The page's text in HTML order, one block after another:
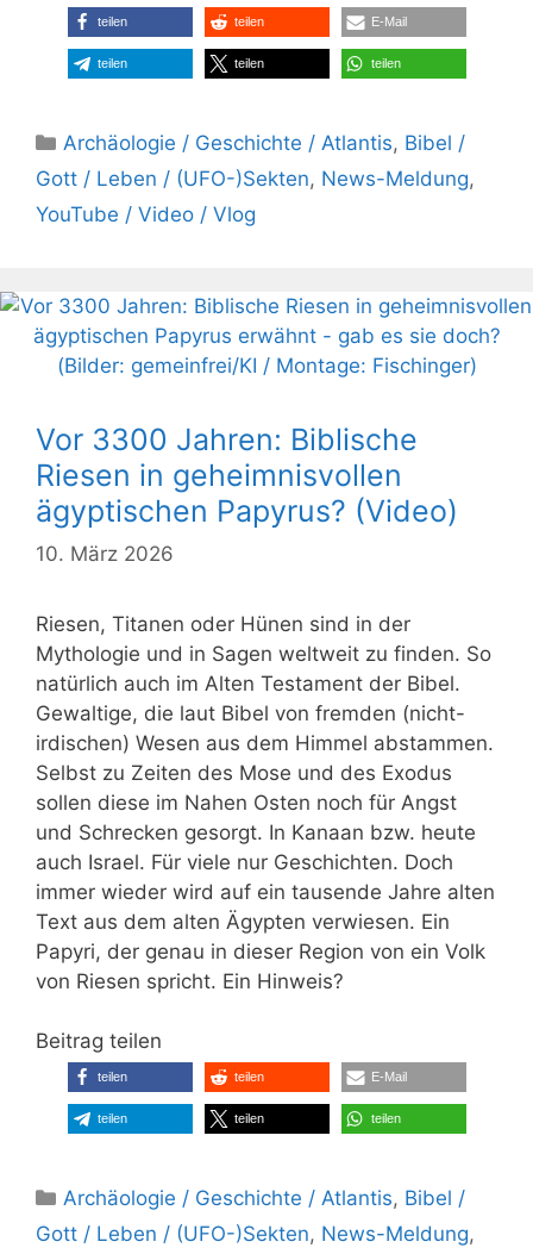
teilen teilen E-Mail
teilen teilen teilen
Kategorien
Archäologie / Geschichte / Atlantis, Bibel /
Gott / Leben / (UFO-)Sekten, News-Meldung,
YouTube / Video / Vlog
Vor 3300 Jahren: Biblische
Riesen in geheimnisvollen
ägyptischen Papyrus? (Video)
10. März 2026
Riesen, Titanen oder Hünen sind in der
Mythologie und in Sagen weltweit zu finden. So
natürlich auch im Alten Testament der Bibel.
Gewaltige, die laut Bibel von fremden (nicht-
irdischen) Wesen aus dem Himmel abstammen.
Selbst zu Zeiten des Mose und des Exodus
sollen diese im Nahen Osten noch für Angst
und Schrecken gesorgt. In Kanaan bzw. heute
auch Israel. Für viele nur Geschichten. Doch
immer wieder wird auf ein tausende Jahre alten
Text aus dem alten Ägypten verwiesen. Ein
Papyri, der genau in dieser Region von ein Volk
von Riesen spricht. Ein Hinweis?
Beitrag teilen
teilen teilen E-Mail
teilen teilen teilen
Kategorien
Archäologie / Geschichte / Atlantis, Bibel /
Gott / Leben / (UFO-)Sekten, News-Meldung,